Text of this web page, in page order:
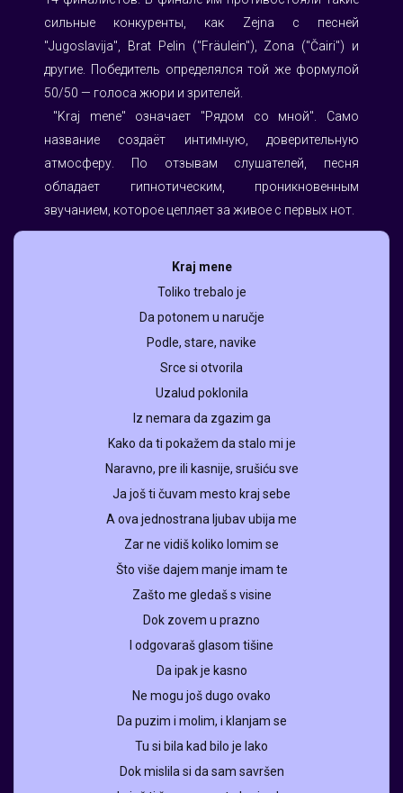
сильные конкуренты, как Zejna с песней
"Jugoslavija", Brat Pelin ("Fräulein"), Zona ("Čairi") и
другие. Победитель определялся той же формулой
50/50 — голоса жюри и зрителей.
⠀"Kraj mene" означает "Рядом со мной". Само
название создаёт интимную, доверительную
атмосферу. По отзывам слушателей, песня
обладает гипнотическим, проникновенным
звучанием, которое цепляет за живое с первых нот.
Kraj mene
Toliko trebalo je
Da potonem u naručje
Podle, stare, navike
Srce si otvorila
Uzalud poklonila
Iz nemara da zgazim ga
Kako da ti pokažem da stalo mi je
Naravno, pre ili kasnije, srušiću sve
Ja još ti čuvam mesto kraj sebe
A ova jednostrana ljubav ubija me
Zar ne vidiš koliko lomim se
Što više dajem manje imam te
Zašto me gledaš s visine
Dok zovem u prazno
I odgovaraš glasom tišine
Da ipak je kasno
Ne mogu još dugo ovako
Da puzim i molim, i klanjam se
Tu si bila kad bilo je lako
Dok mislila si da sam savršen